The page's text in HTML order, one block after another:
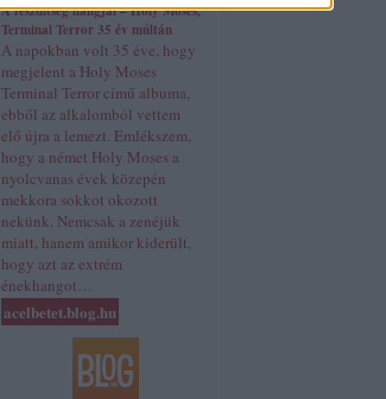
A feszültség hangjai – Holy Moses,
Terminal Terror 35 év múltán
A napokban volt 35 éve, hogy
megjelent a Holy Moses
Terminal Terror című albuma,
ebből az alkalomból vettem
elő újra a lemezt. Emlékszem,
hogy a német Holy Moses a
nyolcvanas évek közepén
mekkora sokkot okozott
nekünk. Nemcsak a zenéjük
miatt, hanem amikor kiderült,
hogy azt az extrém
énekhangot…
acelbetet.blog.hu